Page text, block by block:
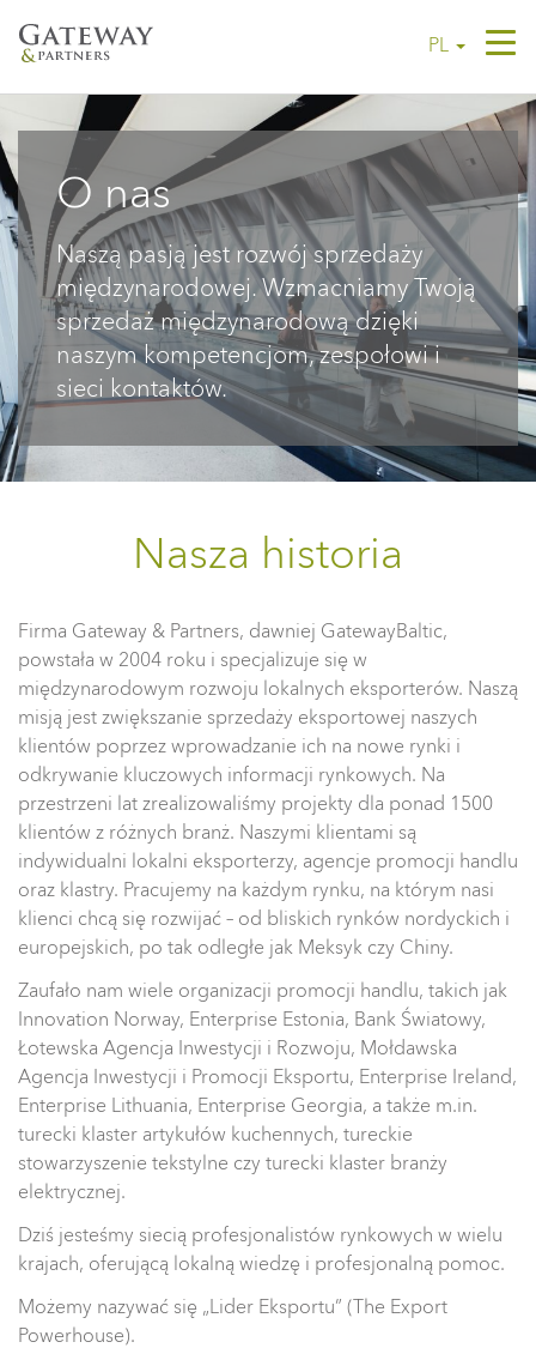
PL
O nas
Naszą pasją jest rozwój sprzedaży
międzynarodowej. Wzmacniamy Twoją
sprzedaż międzynarodową dzięki
naszym kompetencjom, zespołowi i
sieci kontaktów.
Nasza historia
Firma Gateway & Partners, dawniej GatewayBaltic,
powstała w 2004 roku i specjalizuje się w
międzynarodowym rozwoju lokalnych eksporterów. Naszą
misją jest zwiększanie sprzedaży eksportowej naszych
klientów poprzez wprowadzanie ich na nowe rynki i
odkrywanie kluczowych informacji rynkowych. Na
przestrzeni lat zrealizowaliśmy projekty dla ponad 1500
klientów z różnych branż. Naszymi klientami są
indywidualni lokalni eksporterzy, agencje promocji handlu
oraz klastry. Pracujemy na każdym rynku, na którym nasi
klienci chcą się rozwijać – od bliskich rynków nordyckich i
europejskich, po tak odległe jak Meksyk czy Chiny.
Zaufało nam wiele organizacji promocji handlu, takich jak
Innovation Norway, Enterprise Estonia, Bank Światowy,
Łotewska Agencja Inwestycji i Rozwoju, Mołdawska
Agencja Inwestycji i Promocji Eksportu, Enterprise Ireland,
Enterprise Lithuania, Enterprise Georgia, a także m.in.
turecki klaster artykułów kuchennych, tureckie
stowarzyszenie tekstylne czy turecki klaster branży
elektrycznej.
Dziś jesteśmy siecią profesjonalistów rynkowych w wielu
krajach, oferującą lokalną wiedzę i profesjonalną pomoc.
Możemy nazywać się „Lider Eksportu” (The Export
Powerhouse).